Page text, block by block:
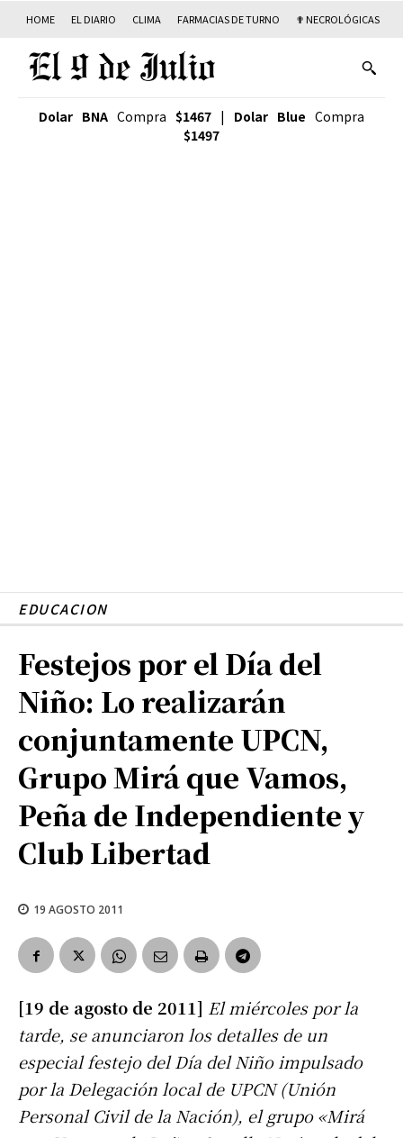
HOME EL DIARIO CLIMA FARMACIAS DE TURNO ✟ NECROLÓGICAS
Dolar BNA Compra $1467 | Dolar Blue Compra
$1497
EDUCACION
Festejos por el Día del
Niño: Lo realizarán
conjuntamente UPCN,
Grupo Mirá que Vamos,
Peña de Independiente y
Club Libertad
19 AGOSTO 2011
[19 de agosto de 2011] El miércoles por la
tarde, se anunciaron los detalles de un
especial festejo del Día del Niño impulsado
por la Delegación local de UPCN (Unión
Personal Civil de la Nación), el grupo «Mirá